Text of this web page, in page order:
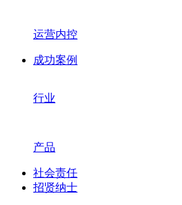
运营内控
成功案例
行业
产品
社会责任
招贤纳士